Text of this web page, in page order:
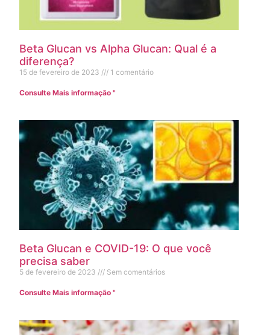
Beta Glucan vs Alpha Glucan: Qual é a
diferença?
15 de fevereiro de 2023 1 comentário
Consulte Mais informação "
Beta Glucan e COVID-19: O que você
precisa saber
5 de fevereiro de 2023 Sem comentários
Consulte Mais informação "